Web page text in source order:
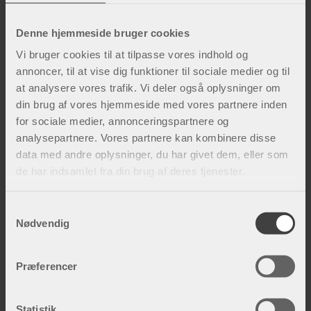
Denne hjemmeside bruger cookies
Vi bruger cookies til at tilpasse vores indhold og
annoncer, til at vise dig funktioner til sociale medier og til
at analysere vores trafik. Vi deler også oplysninger om
din brug af vores hjemmeside med vores partnere inden
for sociale medier, annonceringspartnere og
analysepartnere. Vores partnere kan kombinere disse
data med andre oplysninger, du har givet dem, eller som
de har indsamlet fra din brug af deres tjenester.
Nødvendig
Præferencer
væskestrøm, hvilket resulterer i mindre væske
i vævet og reduceret hævelse. Bortskaffelse af
affaldsstoffer og kuldioxid bliver mere effektiv,
hvilket fremmer helingsprocessen og
minimerer risikoen for f.eks. infektioner og
vævsnekrose. Støtten til det opererede
Bedre mobilitet reducerer også risikoen for
bidrager kompression til at mindske
dog vigtigt at bruge kompression på en